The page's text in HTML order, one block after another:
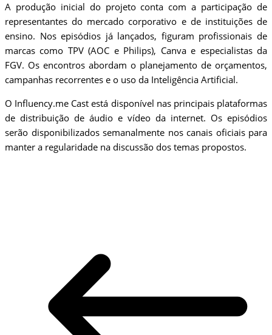
A produção inicial do projeto conta com a participação de
representantes do mercado corporativo e de instituições de
ensino. Nos episódios já lançados, figuram profissionais de
marcas como TPV (AOC e Philips), Canva e especialistas da
FGV. Os encontros abordam o planejamento de orçamentos,
campanhas recorrentes e o uso da Inteligência Artificial.
O Influency.me Cast está disponível nas principais plataformas
de distribuição de áudio e vídeo da internet. Os episódios
serão disponibilizados semanalmente nos canais oficiais para
manter a regularidade na discussão dos temas propostos.